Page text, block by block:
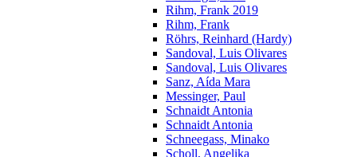
Rihm, Frank 2019
Rihm, Frank
Röhrs, Reinhard (Hardy)
Sandoval, Luis Olivares
Sandoval, Luis Olivares
Sanz, Aída Mara
Messinger, Paul
Schnaidt Antonia
Schnaidt Antonia
Schneegass, Minako
Scholl, Angelika